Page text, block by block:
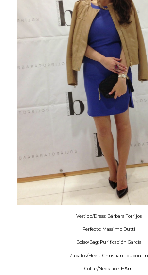
Vestido/Dress: Bárbara Torrijos
Perfecto: Massimo Dutti
Bolso/Bag: Purificación García
Zapatos/Heels: Christian Louboutin
Collar/Necklace: H&m